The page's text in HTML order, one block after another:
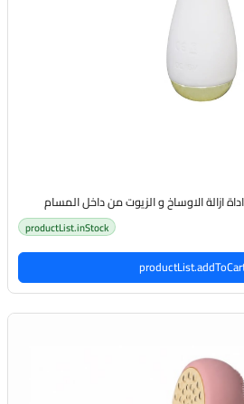
productList.inStock